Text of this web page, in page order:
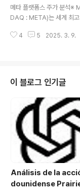
ars, META’s stock
tic fluctuations—rising
메타 플랫폼스 주가 분석
DAQ : META)는 세계 최고
했습니다. 수년에 걸쳐
인 분석에서, 우리는 메타
다양한 요인들을 탐구하고,
이러한 역학이 장기 투자자
합니다. 😅 소개 메타 플
m 및 WhatsApp와 같은
4 5 2025. 3. 9.
이 블로그 인기글
Análisis de la
dounidense